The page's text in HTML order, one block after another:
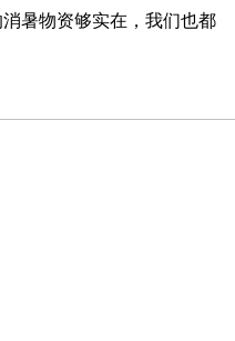
暑物资够实在，我们也都